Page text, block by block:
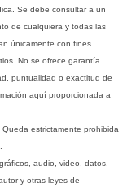
Se debe consultar a un
de cualquiera y todas las
únicamente con fines
No se ofrece garantía
puntualidad o exactitud de
aquí proporcionada a
estrictamente prohibida
audio, video, datos,
y otras leyes de